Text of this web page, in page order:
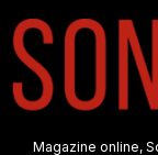
Magazine online,